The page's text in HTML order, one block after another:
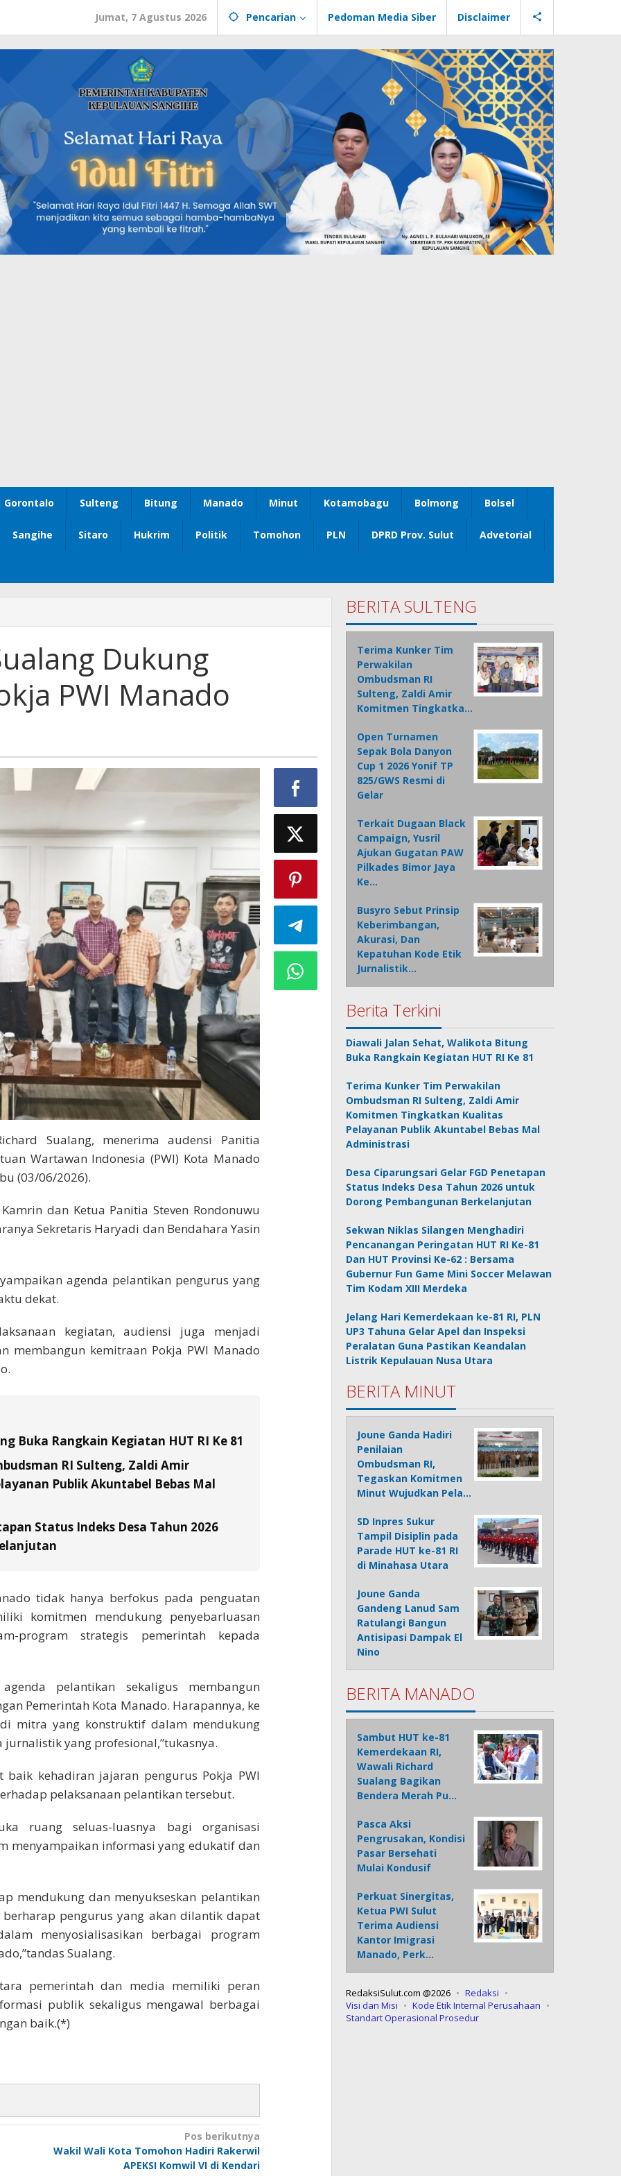
Jumat, 7 Agustus 2026 Pencarian Pedoman Media Siber Disclaimer
Gorontalo Sulteng Bitung Manado Minut Kotamobagu Bolmong Bolsel
Sangihe Sitaro Hukrim Politik Tomohon PLN DPRD Prov. Sulut Advetorial
Dukung
PWI Manado
Sualang, menerima audensi Panitia
Wartawan Indonesia (PWI) Kota Manado
(03/06/2026).
dan Ketua Panitia Steven Rondonuwu
Sekretaris Haryadi dan Bendahara Yasin
agenda pelantikan pengurus yang
dekat.
kegiatan, audiensi juga menjadi
membangun kemitraan Pokja PWI Manado
Buka Rangkain Kegiatan HUT RI Ke 81
RI Sulteng, Zaldi Amir
Publik Akuntabel Bebas Mal
Status Indeks Desa Tahun 2026
tidak hanya berfokus pada penguatan
komitmen mendukung penyebarluasan
program strategis pemerintah kepada
pelantikan sekaligus membangun
Pemerintah Kota Manado. Harapannya, ke
mitra yang konstruktif dalam mendukung
yang profesional,”tukasnya.
baik kehadiran jajaran pengurus Pokja PWI
pelaksanaan pelantikan tersebut.
ruang seluas-luasnya bagi organisasi
menyampaikan informasi yang edukatif dan
mendukung dan menyukseskan pelantikan
berharap pengurus yang akan dilantik dapat
menyosialisasikan berbagai program
Sualang.
pemerintah dan media memiliki peran
publik sekaligus mengawal berbagai
baik.(*)
Pos berikutnya
Wakil Wali Kota Tomohon Hadiri Rakerwil
APEKSI Komwil VI di Kendari
BERITA SULTENG
Terima Kunker Tim
Perwakilan
Ombudsman RI
Sulteng, Zaldi Amir
Komitmen Tingkatka…
Open Turnamen
Sepak Bola Danyon
Cup 1 2026 Yonif TP
825/GWS Resmi di
Gelar
Terkait Dugaan Black
Campaign, Yusril
Ajukan Gugatan PAW
Pilkades Bimor Jaya
Ke…
Busyro Sebut Prinsip
Keberimbangan,
Akurasi, Dan
Kepatuhan Kode Etik
Jurnalistik…
Berita Terkini
Diawali Jalan Sehat, Walikota Bitung
Buka Rangkain Kegiatan HUT RI Ke 81
Terima Kunker Tim Perwakilan
Ombudsman RI Sulteng, Zaldi Amir
Komitmen Tingkatkan Kualitas
Pelayanan Publik Akuntabel Bebas Mal
Administrasi
Desa Ciparungsari Gelar FGD Penetapan
Status Indeks Desa Tahun 2026 untuk
Dorong Pembangunan Berkelanjutan
Sekwan Niklas Silangen Menghadiri
Pencanangan Peringatan HUT RI Ke-81
Dan HUT Provinsi Ke-62 : Bersama
Gubernur Fun Game Mini Soccer Melawan
Tim Kodam XIII Merdeka
Jelang Hari Kemerdekaan ke-81 RI, PLN
UP3 Tahuna Gelar Apel dan Inspeksi
Peralatan Guna Pastikan Keandalan
Listrik Kepulauan Nusa Utara
BERITA MINUT
Joune Ganda Hadiri
Penilaian
Ombudsman RI,
Tegaskan Komitmen
Minut Wujudkan Pela…
SD Inpres Sukur
Tampil Disiplin pada
Parade HUT ke-81 RI
di Minahasa Utara
Joune Ganda
Gandeng Lanud Sam
Ratulangi Bangun
Antisipasi Dampak El
Nino
BERITA MANADO
Sambut HUT ke-81
Kemerdekaan RI,
Wawali Richard
Sualang Bagikan
Bendera Merah Pu…
Pasca Aksi
Pengrusakan, Kondisi
Pasar Bersehati
Mulai Kondusif
Perkuat Sinergitas,
Ketua PWI Sulut
Terima Audiensi
Kantor Imigrasi
Manado, Perk…
RedaksiSulut.com @2026
Redaksi
Visi dan Misi
Kode Etik Internal Perusahaan
Standart Operasional Prosedur